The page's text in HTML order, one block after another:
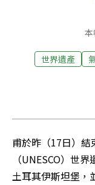
世界遺產
甫於昨（17日）
（UNESCO）世
土耳其伊斯坦堡，